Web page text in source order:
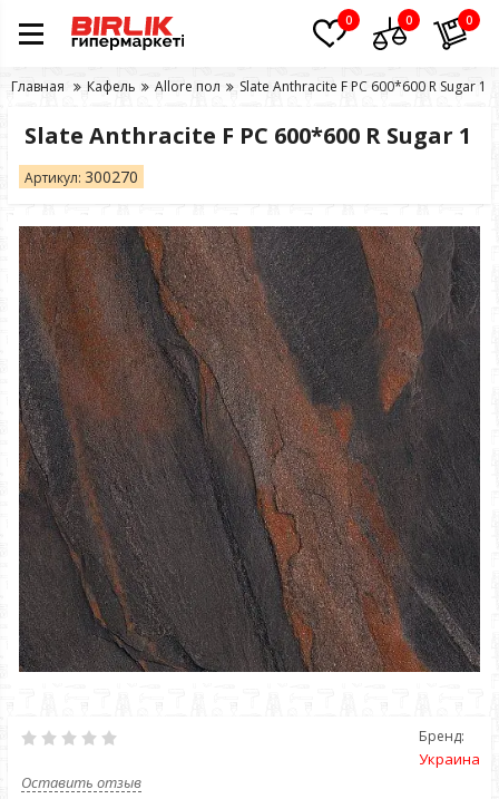
0 0 0
Главная Кафель Allore пол Slate Anthracite F PC 600*600 R Sugar 1
Slate Anthracite F PC 600*600 R Sugar 1
Артикул: 300270
Бренд:
Украина
Оставить отзыв